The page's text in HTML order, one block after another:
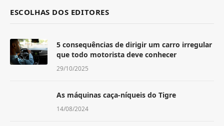
ESCOLHAS DOS EDITORES
5 consequências de dirigir um carro irregular
que todo motorista deve conhecer
29/10/2025
As máquinas caça-níqueis do Tigre
14/08/2024